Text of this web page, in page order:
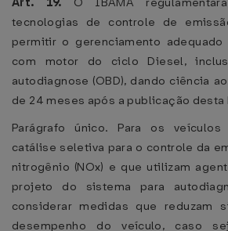
tecnologias de controle de
permitir o gerenciamento
com motor do ciclo Diesel,
autodiagnose (OBD), dando ciência
de 24 meses após a publicação desta
Parágrafo único. Para os
catálise seletiva para o controle da
nitrogênio (NOx) e que utilizam
projeto do sistema para
considerar medidas que reduzam
desempenho do veículo, caso